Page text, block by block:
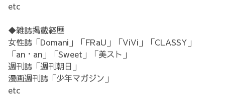
etc
◆雑誌掲載経歴
女性誌「Domani」「FRaU」「ViVi」「CLASSY」
「an・an」「Sweet」「美スト」
週刊誌「週刊朝日」
漫画週刊誌「少年マガジン」
etc